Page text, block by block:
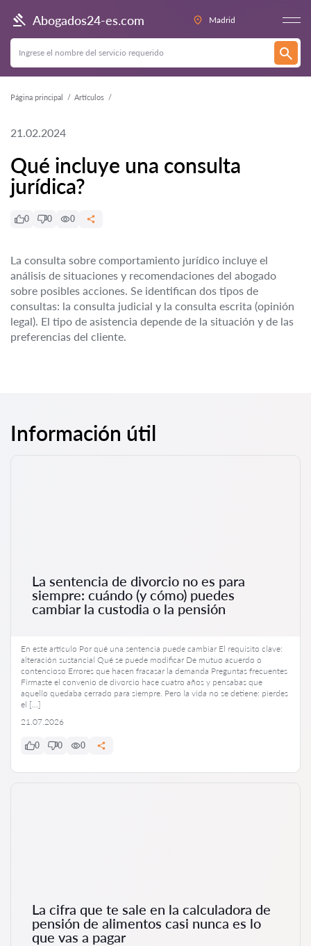
Abogados24-es.com Madrid
Página principal Artículos
21.02.2024
Qué incluye una consulta
jurídica?
0 0 0
La consulta sobre comportamiento jurídico incluye el
análisis de situaciones y recomendaciones del abogado
sobre posibles acciones. Se identifican dos tipos de
consultas: la consulta judicial y la consulta escrita (opinión
legal). El tipo de asistencia depende de la situación y de las
preferencias del cliente.
Información útil
La sentencia de divorcio no es para
siempre: cuándo (y cómo) puedes
cambiar la custodia o la pensión
En este artículo Por qué una sentencia puede cambiar El requisito clave:
alteración sustancial Qué se puede modificar De mutuo acuerdo o
contencioso Errores que hacen fracasar la demanda Preguntas frecuentes
Firmaste el convenio de divorcio hace cuatro años y pensabas que
aquello quedaba cerrado para siempre. Pero la vida no se detiene: pierdes
el […]
21.07.2026
0 0 0
La cifra que te sale en la calculadora de
pensión de alimentos casi nunca es lo
que vas a pagar